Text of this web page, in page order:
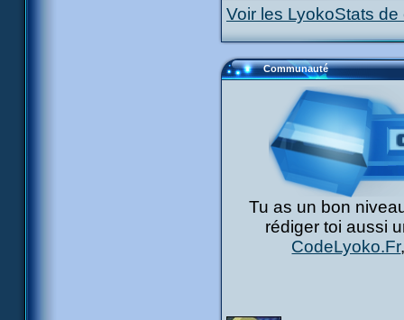
Voir les LyokoStats
Communauté
Tu as un bon
rédiger toi aussi
CodeLyoko.Fr